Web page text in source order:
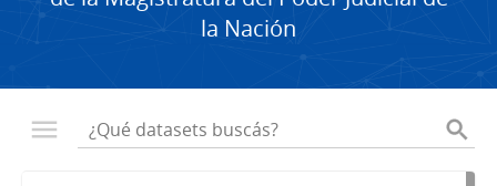
la Nación